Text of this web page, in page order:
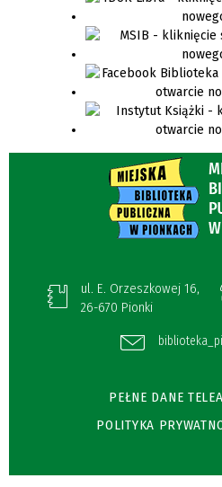
ul. E. Orzeszkowej 16,
26-670 Pionki
PEŁNE DANE
POLITYKA